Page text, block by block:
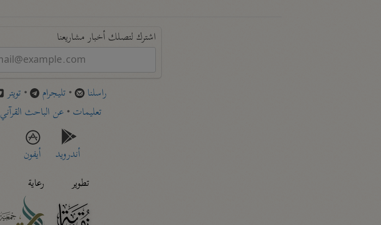
اشترك لتصلك أخبار مشاريعنا
راسلنا • تليجرام • تويتر
تعليمات• عن الباحث القرآني
أندرويد
أيفون
تطوير
رعاية